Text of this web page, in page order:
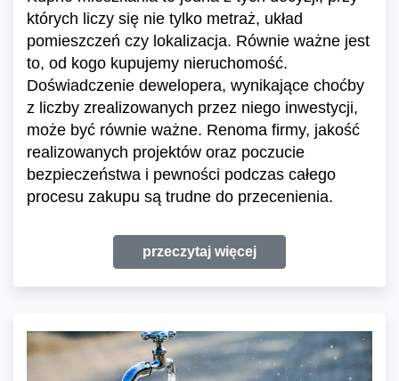
których liczy się nie tylko metraż, układ
pomieszczeń czy lokalizacja. Równie ważne jest
to, od kogo kupujemy nieruchomość.
Doświadczenie dewelopera, wynikające choćby
z liczby zrealizowanych przez niego inwestycji,
może być równie ważne. Renoma firmy, jakość
realizowanych projektów oraz poczucie
bezpieczeństwa i pewności podczas całego
procesu zakupu są trudne do przecenienia.
przeczytaj więcej